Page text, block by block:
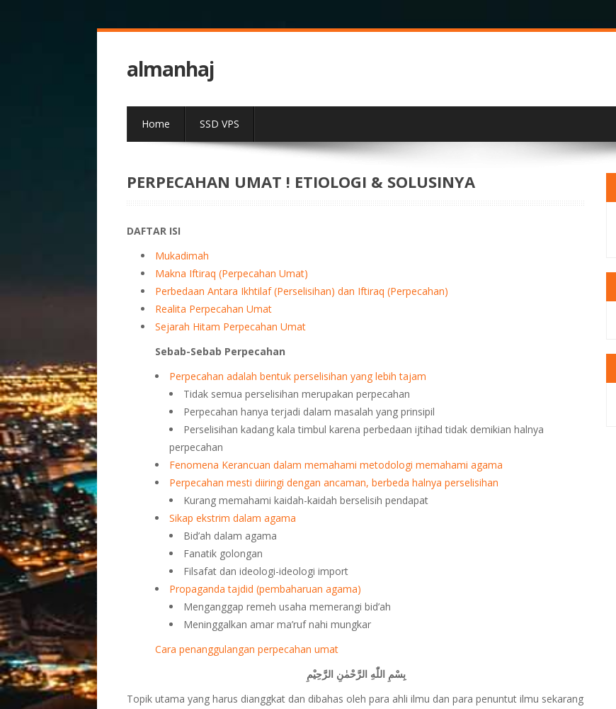
almanhaj
Home SSD VPS
PERPECAHAN UMAT ! ETIOLOGI & SOLUSINYA
DAFTAR ISI
Mukadimah
Makna Iftiraq (Perpecahan Umat)
Perbedaan Antara Ikhtilaf (Perselisihan) dan Iftiraq (Perpecahan)
Realita Perpecahan Umat
Sejarah Hitam Perpecahan Umat
Sebab-Sebab Perpecahan
Perpecahan adalah bentuk perselisihan yang lebih tajam
Tidak semua perselisihan merupakan perpecahan
Perpecahan hanya terjadi dalam masalah yang prinsipil
Perselisihan kadang kala timbul karena perbedaan ijtihad tidak demikian halnya
perpecahan
Fenomena Kerancuan dalam memahami metodologi memahami agama
Perpecahan mesti diiringi dengan ancaman, berbeda halnya perselisihan
Kurang memahami kaidah-kaidah berselisih pendapat
Sikap ekstrim dalam agama
Bid’ah dalam agama
Fanatik golongan
Filsafat dan ideologi-ideologi import
Propaganda tajdid (pembaharuan agama)
Menganggap remeh usaha memerangi bid’ah
Meninggalkan amar ma’ruf nahi mungkar
Cara penanggulangan perpecahan umat
بِسْمِ اللّٰهِ الرَّحْمٰنِ الرَّحِيْمِ
Topik utama yang harus dianggkat dan dibahas oleh para ahli ilmu dan para penuntut ilmu sekarang